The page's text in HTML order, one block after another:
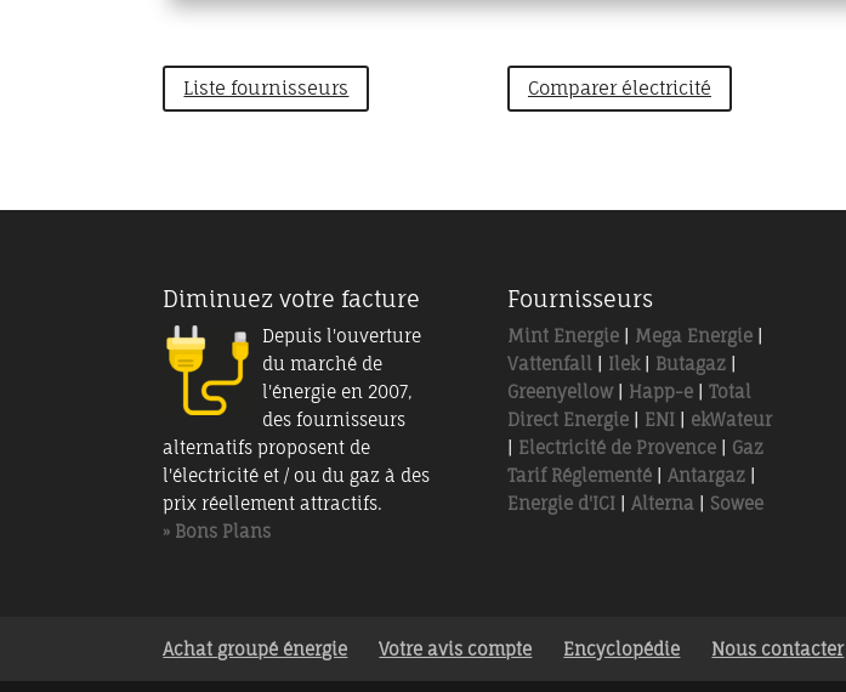
Liste fournisseurs Comparer électricité
Diminuez votre facture
Depuis l'ouverture
du marché de
l'énergie en 2007,
des fournisseurs
alternatifs proposent de
l'électricité et / ou du gaz à des
prix réellement attractifs.
» Bons Plans
Fournisseurs
Mint Energie| Mega Energie|
Vattenfall
Ilek| Butagaz|
Greenyellow| Happ-e| Total
Direct Energie| ENI| ekWateur
Electricité de Provence| Gaz
Tarif Réglementé| Antargaz|
Energie d'ICI| Alterna Sowee
Achat groupé énergie Votre avis compte Encyclopédie Nous contacter